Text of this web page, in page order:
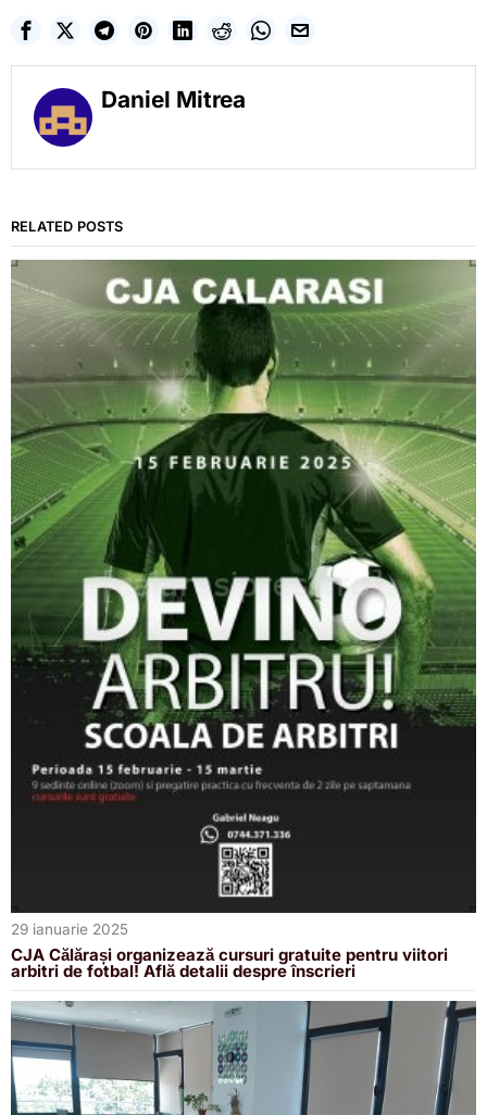
Daniel Mitrea
RELATED POSTS
29 ianuarie 2025
CJA Călărași organizează cursuri gratuite pentru viitori
arbitri de fotbal! Află detalii despre înscrieri